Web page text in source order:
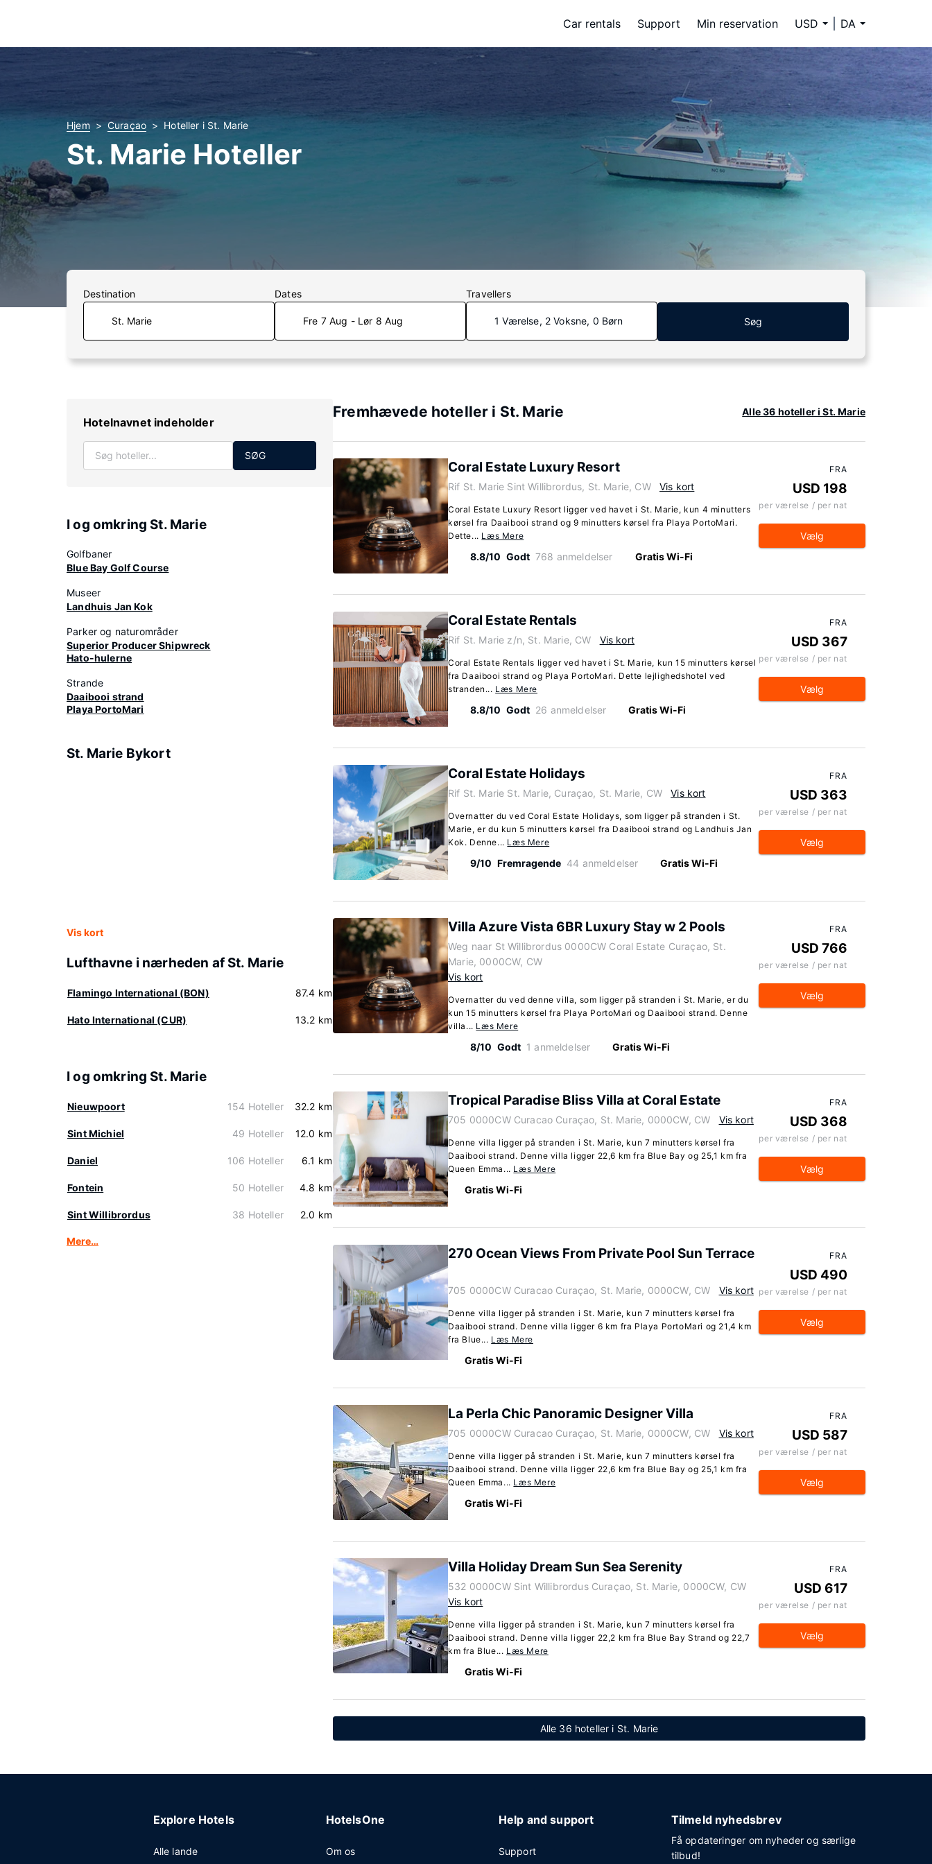
Car rentals Support Min reservation USD DA
Hjem Curaçao Hoteller i St. Marie
St. Marie Hoteller
Destination Dates
Fre 7 Aug - Lør 8 Aug
Travellers
1 Værelse, 2 Voksne, 0 Børn Søg
Hotelnavnet indeholder
SØG
I og omkring St. Marie
Golfbaner
Blue Bay Golf Course
Museer
Landhuis Jan Kok
Parker og naturområder
Superior Producer Shipwreck
Hato-hulerne
Strande
Daaibooi strand
Playa PortoMari
St. Marie Bykort
Vis kort
Lufthavne i nærheden af St. Marie
Flamingo International (BON) 87.4 km
Hato International (CUR) 13.2 km
I og omkring St. Marie
Nieuwpoort 154 Hoteller 32.2 km
Sint Michiel 49 Hoteller 12.0 km
Daniel 106 Hoteller 6.1 km
Fontein 50 Hoteller 4.8 km
Sint Willibrordus 38 Hoteller 2.0 km
Mere…
Fremhævede hoteller i St. Marie Alle 36 hoteller i St. Marie
Coral Estate Luxury Resort
Rif St. Marie Sint Willibrordus, St. Marie, CW Vis kort
Coral Estate Luxury Resort ligger ved havet i St. Marie, kun 4 minutters
kørsel fra Daaibooi strand og 9 minutters kørsel fra Playa PortoMari.
Dette... Læs Mere
8.8/10 Godt 768 anmeldelser Gratis Wi-Fi
FRA
USD 198
per værelse / per nat
Vælg
Coral Estate Rentals
Rif St. Marie z/n, St. Marie, CW Vis kort
Coral Estate Rentals ligger ved havet i St. Marie, kun 15 minutters kørsel
fra Daaibooi strand og Playa PortoMari. Dette lejlighedshotel ved
stranden... Læs Mere
8.8/10 Godt 26 anmeldelser Gratis Wi-Fi
FRA
USD 367
per værelse / per nat
Vælg
Coral Estate Holidays
Rif St. Marie St. Marie, Curaçao, St. Marie, CW Vis kort
Overnatter du ved Coral Estate Holidays, som ligger på stranden i St.
Marie, er du kun 5 minutters kørsel fra Daaibooi strand og Landhuis Jan
Kok. Denne... Læs Mere
9/10 Fremragende 44 anmeldelser Gratis Wi-Fi
FRA
USD 363
per værelse / per nat
Vælg
Villa Azure Vista 6BR Luxury Stay w 2 Pools
Weg naar St Willibrordus 0000CW Coral Estate Curaçao, St.
Marie, 0000CW, CW
Vis kort
Overnatter du ved denne villa, som ligger på stranden i St. Marie, er du
kun 15 minutters kørsel fra Playa PortoMari og Daaibooi strand. Denne
villa... Læs Mere
8/10 Godt 1 anmeldelser Gratis Wi-Fi
FRA
USD 766
per værelse / per nat
Vælg
Tropical Paradise Bliss Villa at Coral Estate
705 0000CW Curacao Curaçao, St. Marie, 0000CW, CW Vis kort
Denne villa ligger på stranden i St. Marie, kun 7 minutters kørsel fra
Daaibooi strand. Denne villa ligger 22,6 km fra Blue Bay og 25,1 km fra
Queen Emma... Læs Mere
Gratis Wi-Fi
FRA
USD 368
per værelse / per nat
Vælg
270 Ocean Views From Private Pool Sun Terrace
705 0000CW Curacao Curaçao, St. Marie, 0000CW, CW Vis kort
Denne villa ligger på stranden i St. Marie, kun 7 minutters kørsel fra
Daaibooi strand. Denne villa ligger 6 km fra Playa PortoMari og 21,4 km
fra Blue... Læs Mere
Gratis Wi-Fi
FRA
USD 490
per værelse / per nat
Vælg
La Perla Chic Panoramic Designer Villa
705 0000CW Curacao Curaçao, St. Marie, 0000CW, CW Vis kort
Denne villa ligger på stranden i St. Marie, kun 7 minutters kørsel fra
Daaibooi strand. Denne villa ligger 22,6 km fra Blue Bay og 25,1 km fra
Queen Emma... Læs Mere
Gratis Wi-Fi
FRA
USD 587
per værelse / per nat
Vælg
Villa Holiday Dream Sun Sea Serenity
532 0000CW Sint Willibrordus Curaçao, St. Marie, 0000CW, CW
Vis kort
Denne villa ligger på stranden i St. Marie, kun 7 minutters kørsel fra
Daaibooi strand. Denne villa ligger 22,2 km fra Blue Bay Strand og 22,7
km fra Blue... Læs Mere
Gratis Wi-Fi
FRA
USD 617
per værelse / per nat
Vælg
Alle 36 hoteller i St. Marie
Explore Hotels
Alle lande
HotelsOne
Om os
Help and support
Support
Tilmeld nyhedsbrev
Få opdateringer om nyheder og særlige
tilbud!